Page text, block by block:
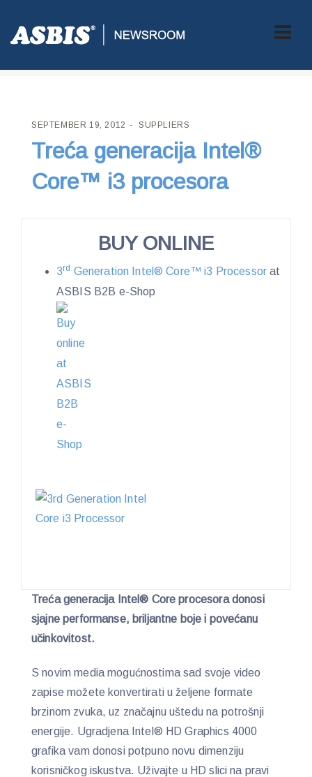
ASBIS CROATIA> SUPPLIERS> TREĆA GENERACIJA INTEL®
CORE™ I3 PROCESORA
SEPTEMBER 19, 2012 SUPPLIERS
Treća generacija Intel®
Core™ i3 procesora
BUY ONLINE
3rd Generation Intel® Core™ i3 Processor at
ASBIS B2B e-Shop
Treća generacija Intel® Core procesora donosi
sjajne performanse, briljantne boje i povećanu
učinkovitost.
S novim media mogućnostima sad svoje video
zapise možete konvertirati u željene formate
brzinom zvuka, uz značajnu uštedu na potrošnji
energije. Ugradjena Intel® HD Graphics 4000
grafika vam donosi potpuno novu dimenziju
korisničkog iskustva. Uživajte u HD slici na pravi